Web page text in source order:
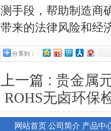
测手段，帮助制造商
带来的法律风险和经
分享到：
上一篇 : 贵金属
ROHS无卤环保
网站首页 公司简介 产品中